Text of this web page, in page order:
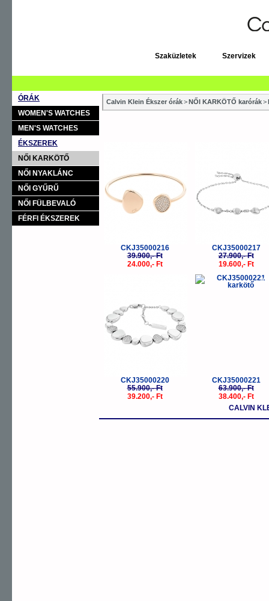
Szaküzletek Szervizek
ÓRÁK
WOMEN'S WATCHES
MEN'S WATCHES
ÉKSZEREK
NŐI KARKÖTŐ
NŐI NYAKLÁNC
NŐI GYŰRŰ
NŐI FÜLBEVALÓ
FÉRFI ÉKSZEREK
Calvin Klein Ékszer órák>NŐI KARKÖTŐ karórák>
CKJ35000216
39.900,- Ft
24.000,- Ft
CKJ35000217
27.900,- Ft
19.600,- Ft
CKJ35000220
55.900,- Ft
39.200,- Ft
-
CKJ35000221
63.900,- Ft
38.400,- Ft
CALVIN